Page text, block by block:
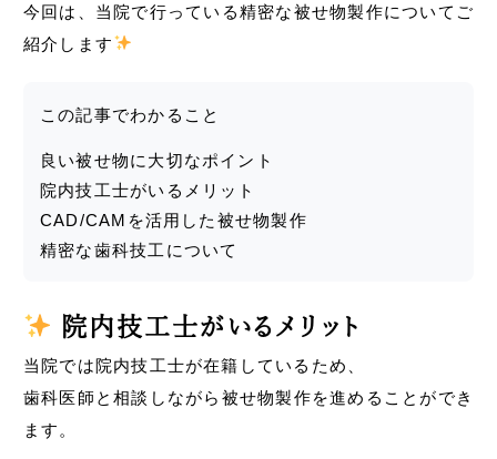
今回は、当院で行っている精密な被せ物製作についてご
紹介します
この記事でわかること
良い被せ物に大切なポイント
院内技工士がいるメリット
CAD/CAMを活用した被せ物製作
精密な歯科技工について
院内技工士がいるメリット
当院では院内技工士が在籍しているため、
歯科医師と相談しながら被せ物製作を進めることができ
ます。